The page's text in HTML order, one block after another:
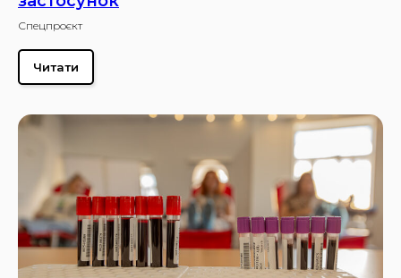
Спецпроєкт
Читати